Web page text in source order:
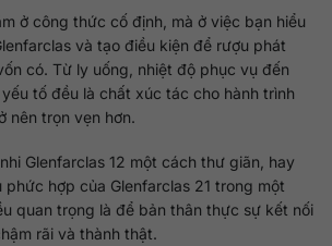
ở công thức cố định, mà ở việc bạn hiểu
và tạo điều kiện để rượu phát
có. Từ ly uống, nhiệt độ phục vụ đến
tố đều là chất xúc tác cho hành trình
nên trọn vẹn hơn.
Glenfarclas 12 một cách thư giãn, hay
phức hợp của Glenfarclas 21 trong một
quan trọng là để bản thân thực sự kết nối
rãi và thành thật.